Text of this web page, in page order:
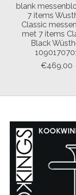
blank
7 items
Classic
met 7 items
Black
€469,00